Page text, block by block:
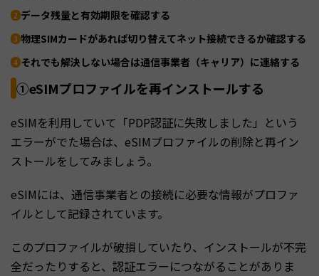
データ残量と有効期限を確認する
物理SIMカードがあれば切り替えてネット接続できるか確認する
それでも解決しない場合は通信事業者（キャリア）に連絡する
①eSIMプロファイルを再インストールする
eSIMを利用していて「PDP認証に失敗しました」という
エラーがでた場合は、eSIMプロファイルの削除と再イン
ストールをしてみましょう。
eSIMには、通信事業者との接続に必要な情報がプロファ
イルとして記録されています。
このプロファイルが破損していたり、インストールが不完
全だったりすると、認証エラーにつながることがありま